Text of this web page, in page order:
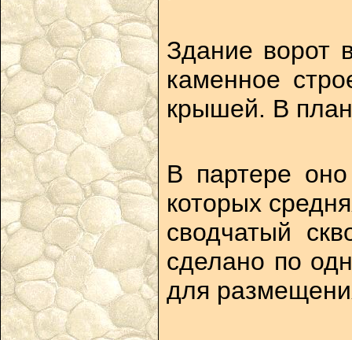
Здание ворот
каменное
крышей. В
В партере
которых
сводчатый
сделано по
для